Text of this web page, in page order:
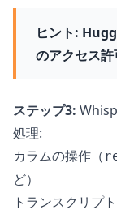
ヒント:
のアクセス許
ステップ3:
処理:
カラムの操作（
ど）
トランスクリプ